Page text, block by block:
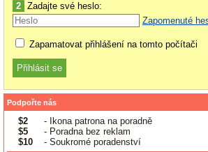
2 Zadajte své heslo:
Zapomenuté
Zapamatovat přihlášení na tomto počítači
Podpořte nás
$2
- Ikona patrona na poradně
$5
- Poradna bez reklam
$10
- Soukromé poradenství